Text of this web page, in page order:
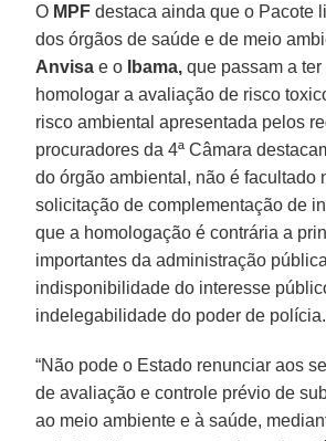
O MPF destaca ainda que o Pacote
dos órgãos de saúde e de meio
Anvisa e o Ibama, que passam a
homologar a avaliação de risco
risco ambiental apresentada pelos
procuradores da 4ª Câmara
do órgão ambiental, não é facultado
solicitação de complementação de
que a homologação é contrária a
importantes da administração
indisponibilidade do interesse
indelegabilidade do poder de polícia.
“Não pode o Estado renunciar aos
de avaliação e controle prévio de
ao meio ambiente e à saúde,